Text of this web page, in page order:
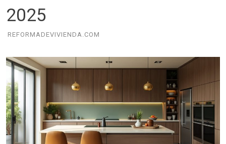
2025
REFORMADEVIVIENDA.COM